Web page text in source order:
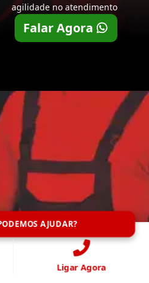
agilidade no atendimento
Falar Agora
AJUDAR?
Ligar Agora